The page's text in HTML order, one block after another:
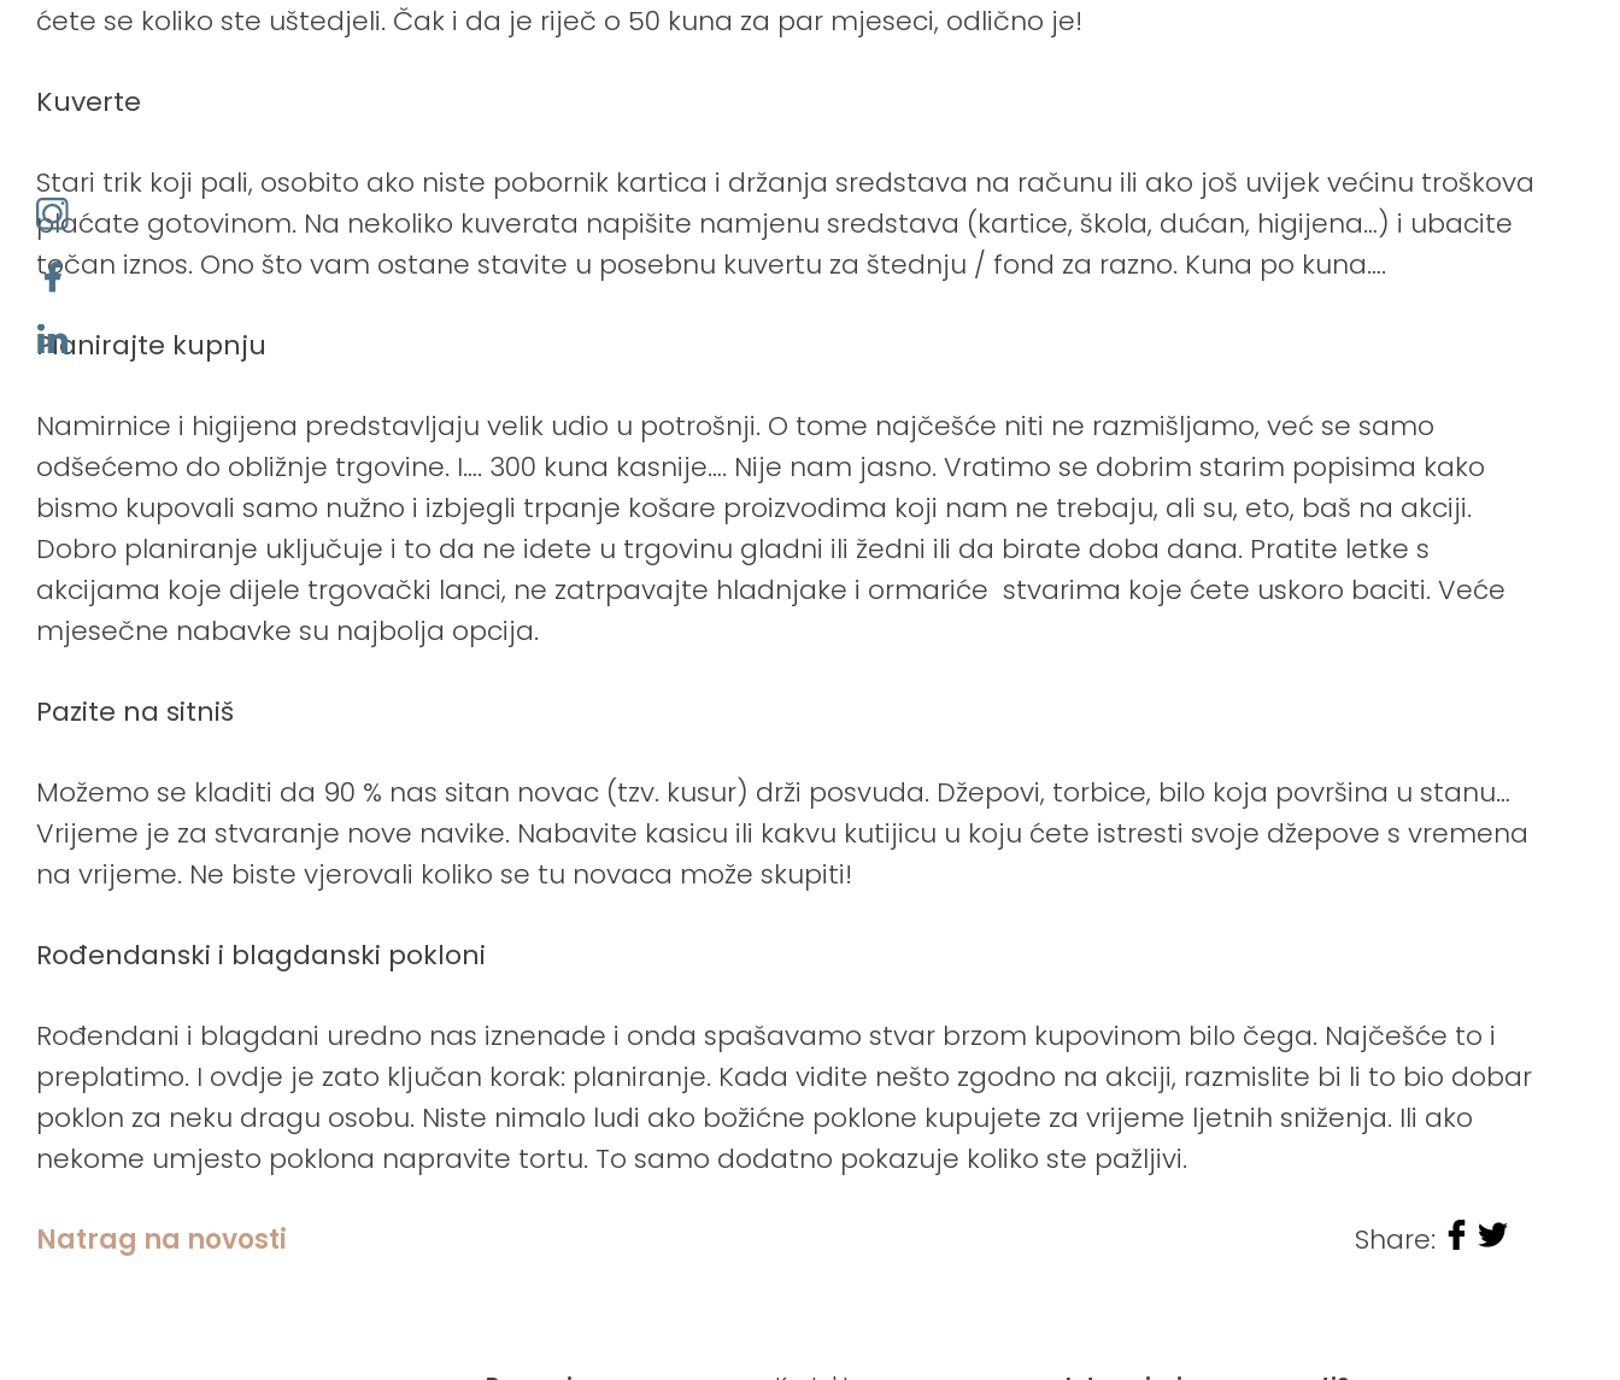
ćete se koliko ste uštedjeli. Čak i da je riječ o 50 kuna za par mjeseci, odlično je!
Kuverte
Stari trik koji pali, osobito ako niste pobornik kartica i držanja sredstava na računu ili ako još uvijek većinu troškova
plaćate gotovinom. Na nekoliko kuverata napišite namjenu sredstava (kartice, škola, dućan, higijena…) i ubacite
točan iznos. Ono što vam ostane stavite u posebnu kuvertu za štednju / fond za razno. Kuna po kuna….
Planirajte kupnju
Namirnice i higijena predstavljaju velik udio u potrošnji. O tome najčešće niti ne razmišljamo, već se samo
odšećemo do obližnje trgovine. I…. 300 kuna kasnije…. Nije nam jasno. Vratimo se dobrim starim popisima kako
bismo kupovali samo nužno i izbjegli trpanje košare proizvodima koji nam ne trebaju, ali su, eto, baš na akciji.
Dobro planiranje uključuje i to da ne idete u trgovinu gladni ili žedni ili da birate doba dana. Pratite letke s
akcijama koje dijele trgovački lanci, ne zatrpavajte hladnjake i ormariće stvarima koje ćete uskoro baciti. Veće
mjesečne nabavke su najbolja opcija.
Pazite na sitniš
Možemo se kladiti da 90 % nas sitan novac (tzv. kusur) drži posvuda. Džepovi, torbice, bilo koja površina u stanu…
Vrijeme je za stvaranje nove navike. Nabavite kasicu ili kakvu kutijicu u koju ćete istresti svoje džepove s vremena
na vrijeme. Ne biste vjerovali koliko se tu novaca može skupiti!
Rođendanski i blagdanski pokloni
Rođendani i blagdani uredno nas iznenade i onda spašavamo stvar brzom kupovinom bilo čega. Najčešće to i
preplatimo. I ovdje je zato ključan korak: planiranje. Kada vidite nešto zgodno na akciji, razmislite bi li to bio dobar
poklon za neku dragu osobu. Niste nimalo ludi ako božićne poklone kupujete za vrijeme ljetnih sniženja. Ili ako
nekome umjesto poklona napravite tortu. To samo dodatno pokazuje koliko ste pažljivi.
Natrag na novosti Share: